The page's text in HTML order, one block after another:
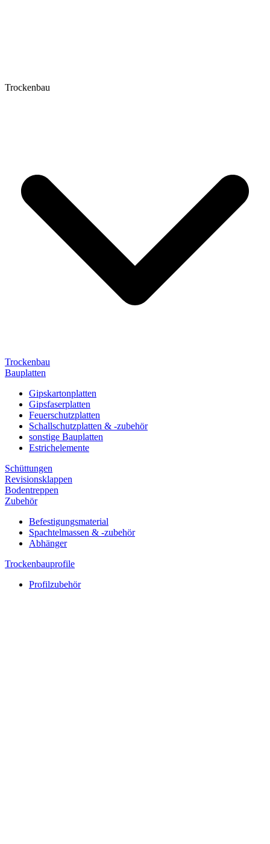
Trockenbau
Trockenbau
Bauplatten
Gipskartonplatten
Gipsfaserplatten
Feuerschutzplatten
Schallschutzplatten & -zubehör
sonstige Bauplatten
Estrichelemente
Schüttungen
Revisionsklappen
Bodentreppen
Zubehör
Befestigungsmaterial
Spachtelmassen & -zubehör
Abhänger
Trockenbauprofile
Profilzubehör